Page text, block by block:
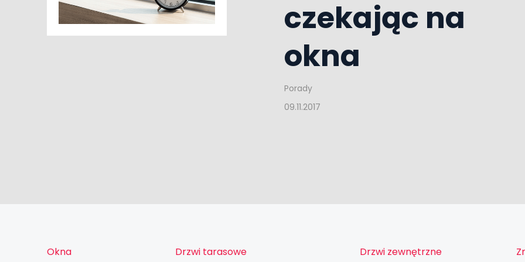
czekając na
okna
Porady
09.11.2017
Okna Drzwi tarasowe Drzwi zewnętrzne